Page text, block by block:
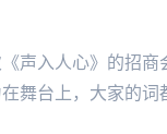
声入人心》的招
舞台上，大家的